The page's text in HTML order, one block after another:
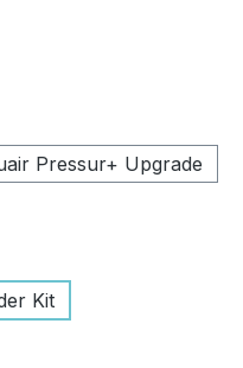
Pressur+ Upgrade
Kit